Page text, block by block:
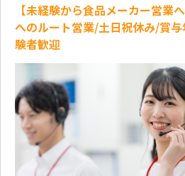
【未経験から食品メーカー営業
へのルート営業/土日祝休み/賞
験者歓迎